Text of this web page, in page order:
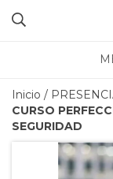
Inicio /
CURSO
SEGURIDAD